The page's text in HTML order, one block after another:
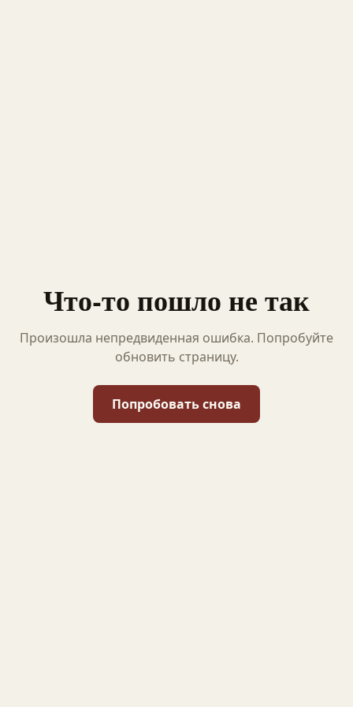
Что-то пошло не так
Произошла непредвиденная ошибка. Попробуйте
обновить страницу.
Попробовать снова